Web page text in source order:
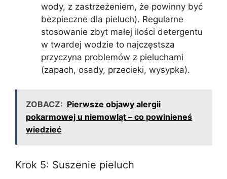
wody, z zastrzeżeniem, że powinny być
bezpieczne dla pieluch). Regularne
stosowanie zbyt małej ilości detergentu
w twardej wodzie to najczęstsza
przyczyna problemów z pieluchami
(zapach, osady, przecieki, wysypka).
ZOBACZ: Pierwsze objawy alergii
pokarmowej u niemowląt – co powinieneś
wiedzieć
Krok 5: Suszenie pieluch